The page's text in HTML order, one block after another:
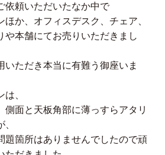
依頼いただいたなか中で
ほか、オフィスデスク、チェア、
や本舗にてお売りいただきまし
いただき本当に有難う御座いま
、
側面と天板角部に薄っすらアタリ
題箇所はありませんでしたので頑